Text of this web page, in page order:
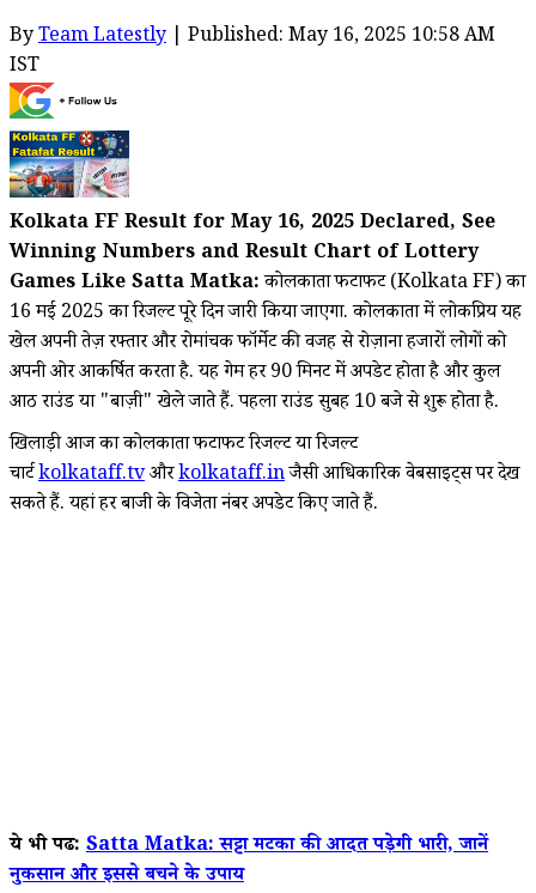
ByTeam Latestly | Published: May 16, 2025 10:58 AM
IST
Kolkata FF Result for May 16, 2025 Declared, See
Winning Numbers and Result Chart of Lottery
Games Like Satta Matka:कोलकाता फटाफट (Kolkata FF) का
16 मई 2025 का रिजल्ट पूरे दिन जारी किया जाएगा. कोलकाता में लोकप्रिय यह
खेल अपनी तेज़ रफ्तार और रोमांचक फॉर्मेट की वजह से रोज़ाना हजारों लोगों को
अपनी ओर आकर्षित करता है. यह गेम हर 90 मिनट में अपडेट होता है और कुल
आठ राउंड या "बाज़ी" खेले जाते हैं. पहला राउंड सुबह 10 बजे से शुरू होता है.
खिलाड़ी आज का कोलकाता फटाफट रिजल्ट या रिजल्ट
चार्टkolkataff.tvऔरkolkataff.inजैसी आधिकारिक वेबसाइट्स पर देख
सकते हैं. यहां हर बाजी के विजेता नंबर अपडेट किए जाते हैं.
ये भी पढें: Satta Matka: सट्टा मटका की आदत पड़ेगी भारी, जानें
नुकसान और इससे बचने के उपाय